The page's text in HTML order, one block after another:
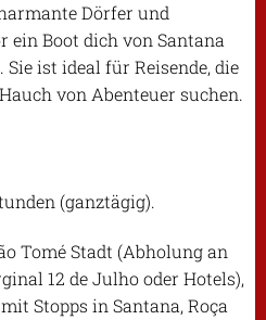
Dörfer und
ein Boot dich von Santana
ist ideal für Reisende, die
von Abenteuer suchen.
(ganztägig).
Tomé Stadt (Abholung an
12 de Julho oder Hotels),
Stopps in Santana, Roça